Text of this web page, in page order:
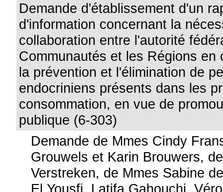
Demande d'établissement d'un
d'information concernant la
collaboration entre l'autorité
Communautés et les Régions en
la prévention et l'élimination de
endocriniens présents dans les
consommation, en vue de
publique (6-303)
Demande de Mmes Cindy
Grouwels et Karin Brouwers,
Verstreken, de Mmes Sabine
El Yousfi, Latifa Gahouchi,